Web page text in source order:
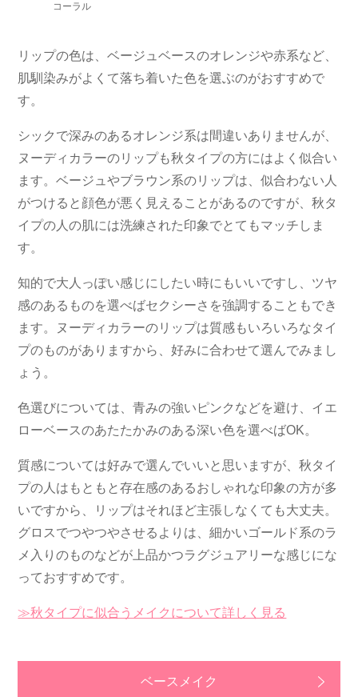
コーラル
リップの色は、ベージュベースのオレンジや赤系など、
肌馴染みがよくて落ち着いた色を選ぶのがおすすめで
す。
シックで深みのあるオレンジ系は間違いありませんが、
ヌーディカラーのリップも秋タイプの方にはよく似合い
ます。ベージュやブラウン系のリップは、似合わない人
がつけると顔色が悪く見えることがあるのですが、秋タ
イプの人の肌には洗練された印象でとてもマッチしま
す。
知的で大人っぽい感じにしたい時にもいいですし、ツヤ
感のあるものを選べばセクシーさを強調することもでき
ます。ヌーディカラーのリップは質感もいろいろなタイ
プのものがありますから、好みに合わせて選んでみまし
ょう。
色選びについては、青みの強いピンクなどを避け、イエ
ローベースのあたたかみのある深い色を選べばOK。
質感については好みで選んでいいと思いますが、秋タイ
プの人はもともと存在感のあるおしゃれな印象の方が多
いですから、リップはそれほど主張しなくても大丈夫。
グロスでつやつやさせるよりは、細かいゴールド系のラ
メ入りのものなどが上品かつラグジュアリーな感じにな
っておすすめです。
≫秋タイプに似合うメイクについて詳しく見る
ベースメイク